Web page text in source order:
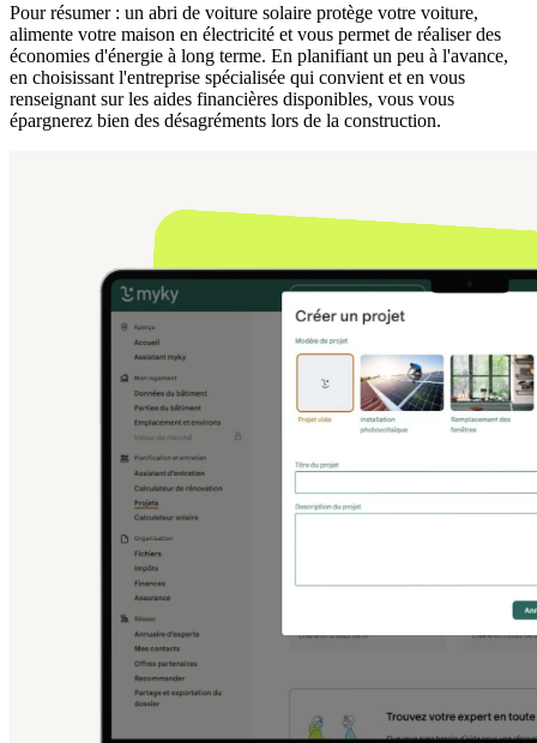
Pour résumer : un abri de voiture solaire protège votre voiture,
alimente votre maison en électricité et vous permet de réaliser des
économies d'énergie à long terme. En planifiant un peu à l'avance,
en choisissant l'entreprise spécialisée qui convient et en vous
renseignant sur les aides financières disponibles, vous vous
épargnerez bien des désagréments lors de la construction.